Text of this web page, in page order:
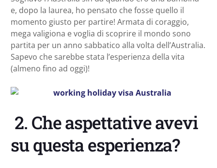
e, dopo la laurea, ho pensato che fosse quello il
momento giusto per partire! Armata di coraggio,
mega valigiona e voglia di scoprire il mondo sono
partita per un anno sabbatico alla volta dell’Australia.
Sapevo che sarebbe stata l’esperienza della vita
(almeno fino ad oggi)!
2. Che aspettative avevi
su questa esperienza?